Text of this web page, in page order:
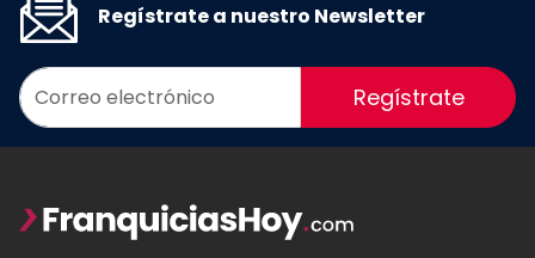
Regístrate a nuestro Newsletter
Regístrate